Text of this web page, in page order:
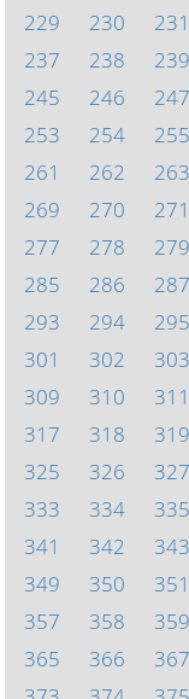
229
230 231
237
238 239
245
246 247
253
254 255
261
262 263
269
270 271
277
278 279
285
286 287
293
294 295
301
302 303
309
310 311
317
318 319
325
326 327
333
334 335
341
342 343
349
350 351
357
358 359
365
366 367